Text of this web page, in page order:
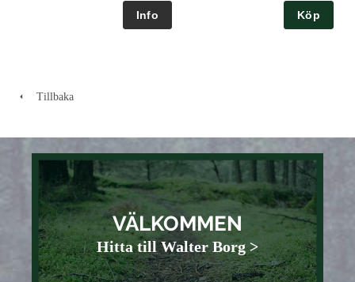
Köp
Tillbaka
VÄLKOMMEN
Hitta till Walter Borg >